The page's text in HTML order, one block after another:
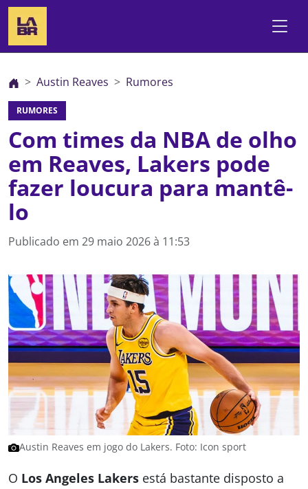
Austin Reaves Rumores
RUMORES
Com times da NBA de olho
em Reaves, Lakers pode
fazer loucura para mantê-
lo
Publicado em 29 maio 2026 à 11:53
Austin Reaves em jogo do Lakers. Foto: Icon sport
O Los Angeles Lakers está bastante disposto a